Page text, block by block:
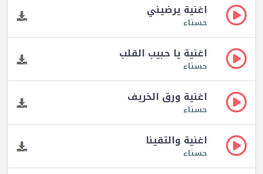
اغنية يرضيني
حسناء
اغنية يا حبيب القلب
حسناء
اغنية ورق الخريف
حسناء
اغنية والتقينا
حسناء